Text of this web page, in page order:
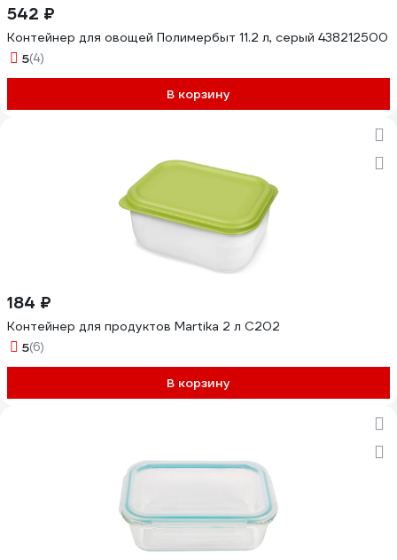
542 ₽
Контейнер для овощей Полимербыт 11.2 л, серый 438212500
5(4)
В корзину
184 ₽
Контейнер для продуктов Martika 2 л С202
5(6)
В корзину